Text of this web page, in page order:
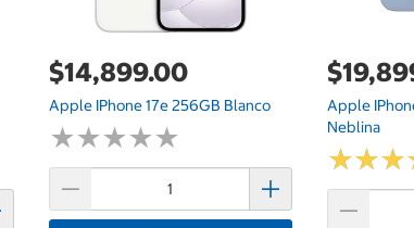
$14,899.00
Apple IPhone 17e 256GB Blanco
★★★★★
★★★★★
Apple
Neblina
★★★
★★★